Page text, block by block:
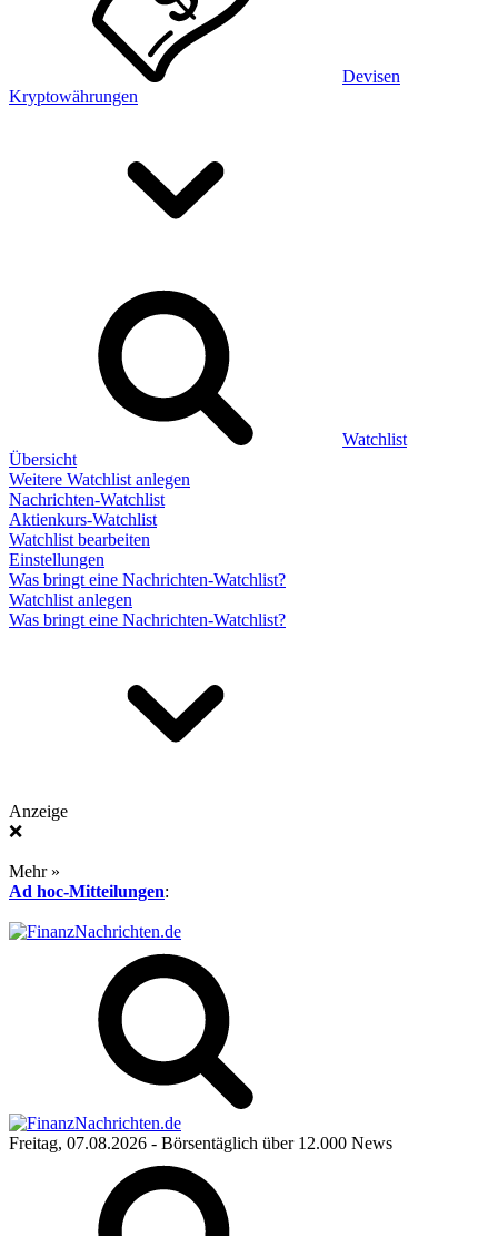
Devisen
Kryptowährungen
Watchlist
Übersicht
Weitere Watchlist anlegen
Nachrichten-Watchlist
Aktienkurs-Watchlist
Watchlist bearbeiten
Einstellungen
Was bringt eine Nachrichten-Watchlist?
Watchlist anlegen
Was bringt eine Nachrichten-Watchlist?
Anzeige
❌
Mehr »
Ad hoc-Mitteilungen:
Freitag, 07.08.2026 - Börsentäglich über 12.000 News